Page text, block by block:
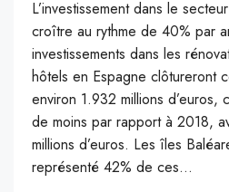
L’investissement dans le
croître au rythme de 40% par
investissements dans les
hôtels en Espagne clôtureront
environ 1.932 millions d’euros,
de moins par rapport à 2018,
millions d’euros. Les îles
représenté 42% de ces...